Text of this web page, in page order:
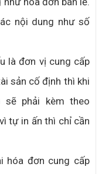
nội dung như số
là đơn vị cung cấp
sản cố định thì khi
sẽ phải kèm theo
tự in ấn thì chỉ cần
hóa đơn cung cấp